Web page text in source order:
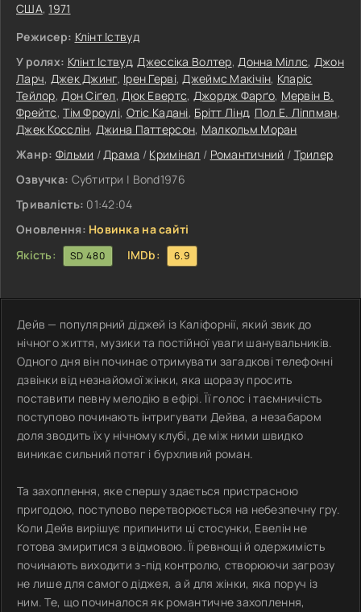
США,1971
Режисер: Клінт Іствуд
У ролях: Клінт Іствуд,Джессіка Волтер,Донна Міллс, Джон
Ларч, Джек Джинг, Ірен Герві,Джеймс Макічін, Кларіс
Тейлор,Дон Сіґел,Дюк Евертс, Джордж Фарґо, Мервін В.
Фрейтс,Тім Фроулі, Отіс Кадані, Брітт Лінд, Пол Е. Ліппман,
Джек Косслін, Джина Паттерсон, Малкольм Моран
Жанр: Фільми /Драма / Кримінал / Романтичний / Трилер
Озвучка: Субтитри | Bond1976
Тривалість: 01:42:04
Оновлення: Новинка на сайті
Якість:
SD 480 IMDb: 6.9
Дейв — популярний діджей із Каліфорнії, який звик до
нічного життя, музики та постійної уваги шанувальників.
Одного дня він починає отримувати загадкові телефонні
дзвінки від незнайомої жінки, яка щоразу просить
поставити певну мелодію в ефірі. Її голос і таємничість
поступово починають інтригувати Дейва, а незабаром
доля зводить їх у нічному клубі, де між ними швидко
виникає сильний потяг і бурхливий роман.
Та захоплення, яке спершу здається пристрасною
пригодою, поступово перетворюється на небезпечну гру.
Коли Дейв вирішує припинити ці стосунки, Евелін не
готова змиритися з відмовою. Її ревнощі й одержимість
починають виходити з-під контролю, створюючи загрозу
не лише для самого діджея, а й для жінки, яка поруч із
ним. Те, що починалося як романтичне захоплення,